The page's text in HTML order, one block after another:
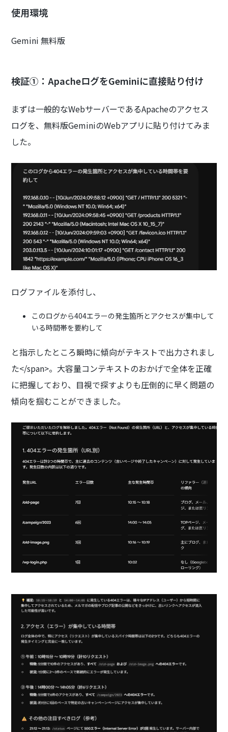
使用環境
Gemini 無料版
検証①：ApacheログをGeminiに直接貼り付け
まずは一般的なWebサーバーであるApacheのアクセス
ログを、無料版GeminiのWebアプリに貼り付けてみま
した。
ログファイルを添付し、
このログから404エラーの発生箇所とアクセスが集中して
いる時間帯を要約して
と指示したところ瞬時に傾向がテキストで出力されまし
た</span>。大容量コンテキストのおかげで全体を正確
に把握しており、目視で探すよりも圧倒的に早く問題の
傾向を掴むことができました。